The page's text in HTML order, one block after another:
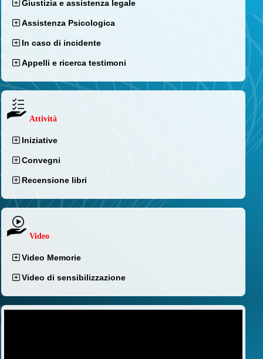
Giustizia e assistenza legale
Assistenza Psicologica
In caso di incidente
Appelli e ricerca testimoni
Attività
Iniziative
Convegni
Recensione libri
Video
Video Memorie
Video di sensibilizzazione